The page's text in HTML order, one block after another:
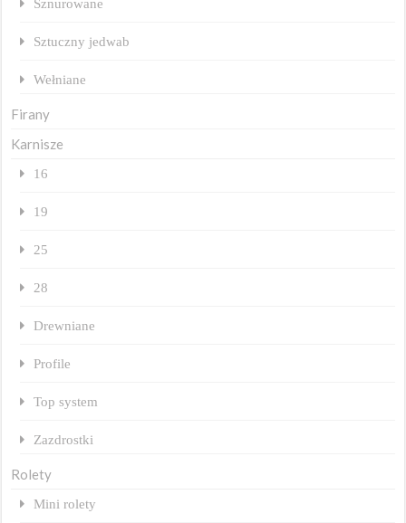
Sznurowane
Sztuczny jedwab
Wełniane
Firany
Karnisze
16
19
25
28
Drewniane
Profile
Top system
Zazdrostki
Rolety
Mini rolety